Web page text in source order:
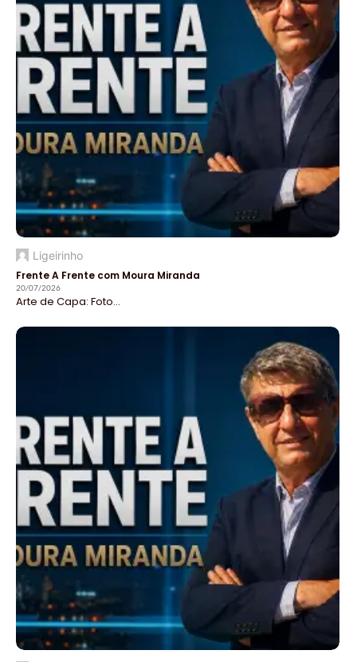
Ligeirinho
Frente A Frente com Moura Miranda
20/07/2026
Arte de Capa: Foto...